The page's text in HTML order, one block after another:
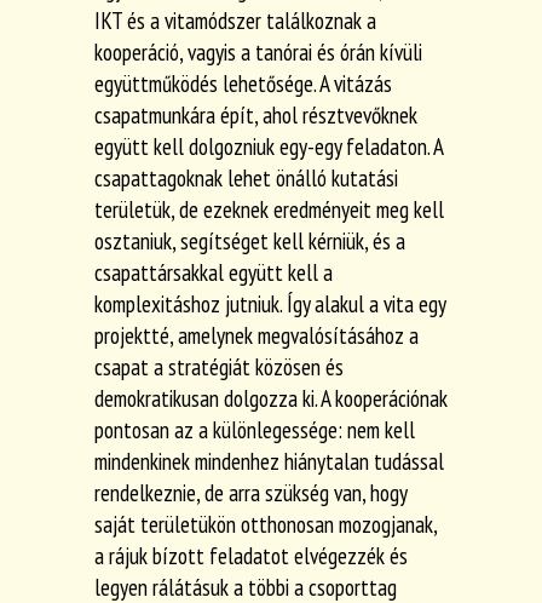
IKT és a vitamódszer találkoznak a
kooperáció, vagyis a tanórai és órán kívüli
együttműködés lehetősége. A vitázás
csapatmunkára épít, ahol résztvevőknek
együtt kell dolgozniuk egy-egy feladaton. A
csapattagoknak lehet önálló kutatási
területük, de ezeknek eredményeit meg kell
osztaniuk, segítséget kell kérniük, és a
csapattársakkal együtt kell a
komplexitáshoz jutniuk. Így alakul a vita egy
projektté, amelynek megvalósításához a
csapat a stratégiát közösen és
demokratikusan dolgozza ki. A kooperációnak
pontosan az a különlegessége: nem kell
mindenkinek mindenhez hiánytalan tudással
rendelkeznie, de arra szükség van, hogy
saját területükön otthonosan mozogjanak,
a rájuk bízott feladatot elvégezzék és
legyen rálátásuk a többi a csoporttag